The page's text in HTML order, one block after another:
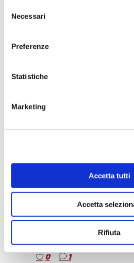
delNecessari
Preferenze
Statistiche
Marketing
Accetta tutti
Accetta
Rifiuta
Al momento si può
cinque pacchetti di
Soline, Sezza 115, 6320
Slovenia
Ora tocca a voi, diteci
Spa più bella in cui
Facebook
Twitter
WhatsApp
Telegram
0 1